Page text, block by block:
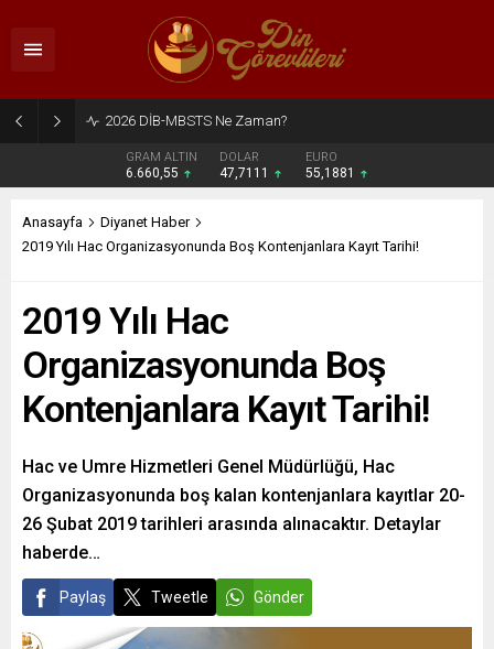
2026 DİB-MBSTS Ne Zaman?
GRAM ALTIN
6.660,55
DOLAR
47,7111
EURO
55,1881
Anasayfa
Diyanet Haber
2019 Yılı Hac Organizasyonunda Boş Kontenjanlara Kayıt Tarihi!
2019 Yılı Hac
Organizasyonunda Boş
Kontenjanlara Kayıt Tarihi!
Hac ve Umre Hizmetleri Genel Müdürlüğü, Hac
Organizasyonunda boş kalan kontenjanlara kayıtlar 20-
26 Şubat 2019 tarihleri arasında alınacaktır. Detaylar
haberde…
Paylaş Tweetle Gönder